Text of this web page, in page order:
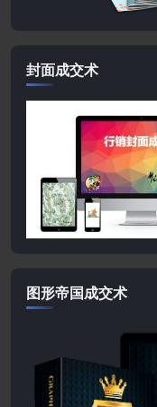
封面成交术
图形帝国成交术